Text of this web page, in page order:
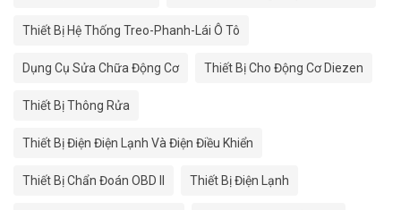
Thiết Bị Hệ Thống Treo-Phanh-Lái Ô Tô
Dụng Cụ Sửa Chữa Động Cơ Thiết Bị Cho Động Cơ Diezen
Thiết Bị Thông Rửa
Thiết Bị Điện Điện Lạnh Và Điện Điều Khiển
Thiết Bị Chẩn Đoán OBD II Thiết Bị Điện Lạnh